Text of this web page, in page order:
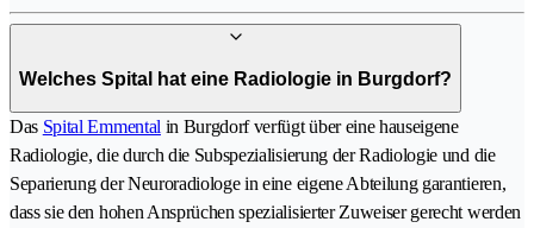
Welches Spital hat eine Radiologie in Burgdorf?
Das Spital Emmental in Burgdorf verfügt über eine hauseigene
Radiologie, die durch die Subspezialisierung der Radiologie und die
Separierung der Neuroradiologe in eine eigene Abteilung garantieren,
dass sie den hohen Ansprüchen spezialisierter Zuweiser gerecht werden